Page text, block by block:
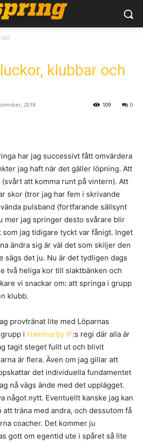
klubbar och
2018 0
109
har jag successivt fått omvärdera
jag haft när det gäller löpning. Att
att komma runt på vintern). Att
skor (tror jag har fem i skrivande
pulsband (fortfarande sällsynt
mer jag springer desto svårare blir
som jag tidigare tyckt var fånigt. Inget
ändra sig är väl det som skiljer den
sägs det ju. Nu är det tydligen dags
två heliga kor till slaktbänken och
vi snackar om: att springa i grupp
klubb.
provtränat lite med Löparnas
i Hammarby IF:s regi där alla är
tagit steget fullt ut och blivit
är flera. Även om jag gillar att
det individuella fundamentet
nå vägs ände med det upplägget.
något nytt. Eventuellt kanske jag kan
träna med andra, och dessutom få
coacher. Det kommer ju
gott om egentid ute i spåret så lite